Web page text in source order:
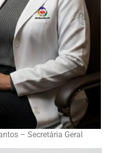
– Secretária Geral